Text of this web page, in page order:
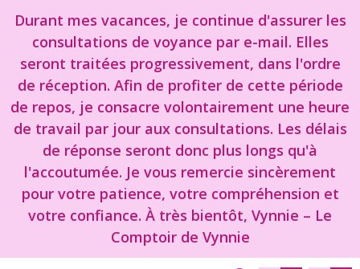
Durant mes vacances, je continue d'assurer les
consultations de voyance par e-mail. Elles
seront traitées progressivement, dans l'ordre
de réception. Afin de profiter de cette période
de repos, je consacre volontairement une heure
de travail par jour aux consultations. Les délais
de réponse seront donc plus longs qu'à
l'accoutumée. Je vous remercie sincèrement
pour votre patience, votre compréhension et
votre confiance. À très bientôt, Vynnie – Le
Comptoir de Vynnie